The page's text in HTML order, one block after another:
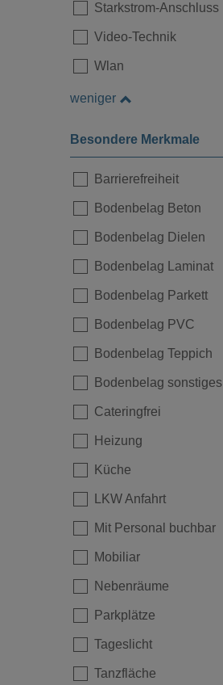
Starkstrom-Anschluss
Video-Technik
Wlan
weniger
Besondere Merkmale
Barrierefreiheit
Bodenbelag Beton
Bodenbelag Dielen
Bodenbelag Laminat
Bodenbelag Parkett
Bodenbelag PVC
Bodenbelag Teppich
Bodenbelag sonstiges
Cateringfrei
Heizung
Küche
LKW Anfahrt
Mit Personal buchbar
Mobiliar
Nebenräume
Parkplätze
Tageslicht
Tanzfläche